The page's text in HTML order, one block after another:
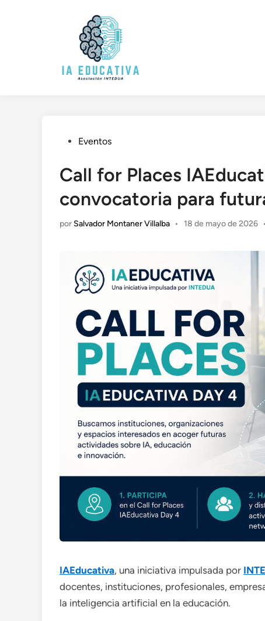
Publicado
Eventos
Call for Places
convocatoria para
por Salvador Montaner Villalba • 18 de mayo de 2026 •
IAEducativa, una iniciativa impulsada por
docentes, instituciones, profesionales,
la inteligencia artificial en la educación.